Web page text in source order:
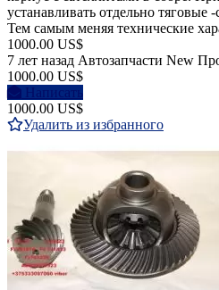
устанавливать отдельно тяговые
Тем самым меняя технические
1000.00 US$
7 лет назад Автозапчасти New
1000.00 US$
Написать
1000.00 US$
Удалить из избранного